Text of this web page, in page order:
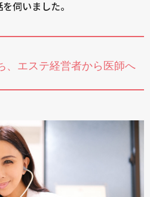
伺いました。
、エステ経営者から医師へ